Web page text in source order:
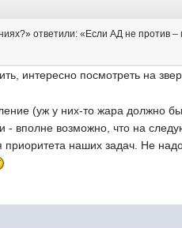
ответили: «Если АД не против –
интересно посмотреть на
(уж у них-то жара должно
- вполне возможно, что на
наших задач. Не